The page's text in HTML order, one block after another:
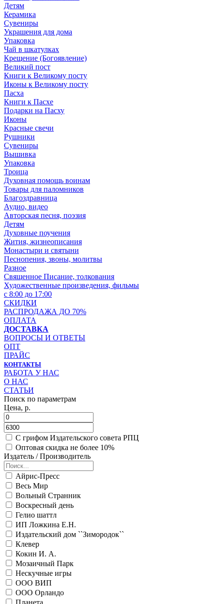
Детям
Керамика
Сувениры
Украшения для дома
Упаковка
Чай в шкатулках
Крещение (Богоявление)
Великий пост
Книги к Великому посту
Иконы к Великому посту
Пасха
Книги к Пасхе
Подарки на Пасху
Иконы
Красные свечи
Рушники
Сувениры
Вышивка
Упаковка
Троица
Духовная помощь воинам
Товары для паломников
Благоздравница
Аудио, видео
Авторская песня, поэзия
Детям
Духовные поучения
Жития, жизнеописания
Монастыри и святыни
Песнопения, звоны, молитвы
Разное
Священное Писание, толкования
Художественные произведения, фильмы
с 8:00 до 17:00
СКИДКИ
РАСПРОДАЖА ДО 70%
ОПЛАТА
ДОСТАВКА
ВОПРОСЫ И ОТВЕТЫ
ОПТ
ПРАЙС
КОНТАКТЫ
РАБОТА У НАС
О НАС
СТАТЬИ
Поиск по параметрам
Цена, р.
С грифом Издательского совета РПЦ
Оптовая скидка не более 10%
Издатель / Производитель
Айрис-Пресс
Весь Мир
Вольный Странник
Воскресный день
Гелио шаттл
ИП Ложкина Е.Н.
Издательский дом ``Зимородок``
Клевер
Кокин И. А.
Мозаичный Парк
Нескучные игры
ООО ВИП
ООО Орландо
Планета